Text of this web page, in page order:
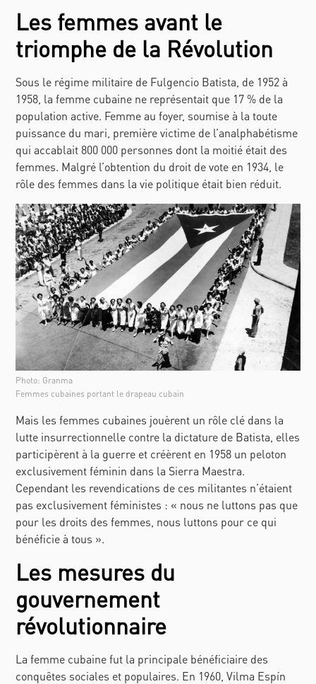
Les femmes avant le
triomphe de la Révolution
Sous le régime militaire de Fulgencio Batista, de 1952 à
1958, la femme cubaine ne représentait que 17 % de la
population active. Femme au foyer, soumise à la toute
puissance du mari, première victime de l’analphabétisme
qui accablait 800 000 personnes dont la moitié était des
femmes. Malgré l’obtention du droit de vote en 1934, le
rôle des femmes dans la vie politique était bien réduit.
Photo: Granma
Femmes cubaines portant le drapeau cubain
Mais les femmes cubaines jouèrent un rôle clé dans la
lutte insurrectionnelle contre la dictature de Batista, elles
participèrent à la guerre et créèrent en 1958 un peloton
exclusivement féminin dans la Sierra Maestra.
Cependant les revendications de ces militantes n’étaient
pas exclusivement féministes : « nous ne luttons pas que
pour les droits des femmes, nous luttons pour ce qui
bénéficie à tous ».
Les mesures du
gouvernement
révolutionnaire
La femme cubaine fut la principale bénéficiaire des
conquêtes sociales et populaires. En 1960, Vilma Espín